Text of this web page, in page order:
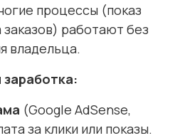
процессы (показ
работают без
владельца.
(Google AdSense,
за клики или показы.